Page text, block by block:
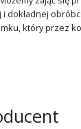
dokładnej
który przez